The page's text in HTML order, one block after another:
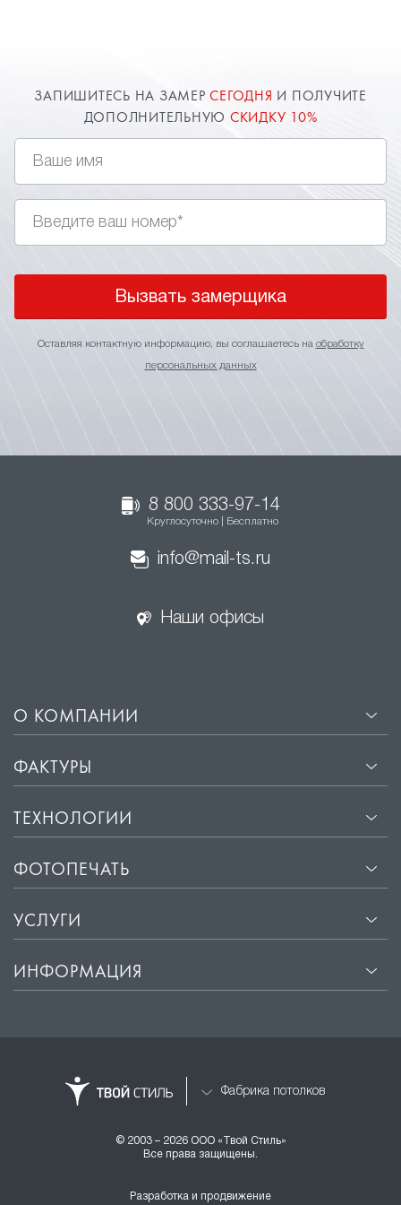
ЗАПИШИТЕСЬ НА ЗАМЕРСЕГОДНЯ И ПОЛУЧИТЕ
ДОПОЛНИТЕЛЬНУЮ СКИДКУ 10%
Вызвать замерщика
Оставляя контактную информацию, вы соглашаетесь на обработку
персональных данных
8 800 333-97-14
Круглосуточно | Бесплатно
info@mail-ts.ru
Наши офисы
О КОМПАНИИ
ФАКТУРЫ
ТЕХНОЛОГИИ
ФОТОПЕЧАТЬ
УСЛУГИ
ИНФОРМАЦИЯ
Фабрика потолков
© 2003 – 2026 ООО «Твой Стиль»
Все права защищены.
Разработка и продвижение